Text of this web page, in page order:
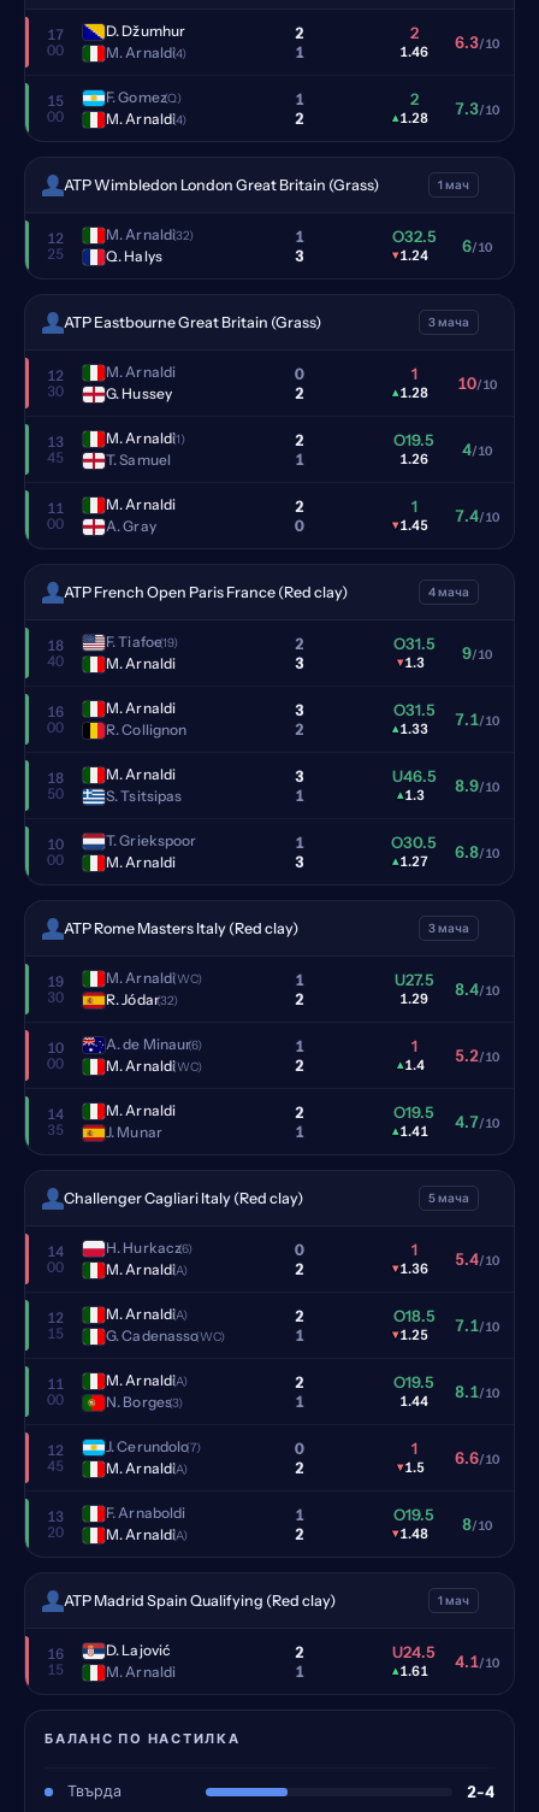
17
00
D. Džumhur
M. Arnaldi(4)
2
1
2
1.46 6.3/10
15
00
F. Gomez(Q)
M. Arnaldi(4)
1
2
2
▴1.28 7.3/10
ATP Wimbledon London Great Britain (Grass) 1 мач
12
25
M. Arnaldi(32)
Q. Halys
1
3
O32.5
▾1.24 6/10
ATP Eastbourne Great Britain (Grass) 3 мача
12
30
M. Arnaldi
G. Hussey
0
2
1
▴1.28 10/10
13
45
M. Arnaldi(1)
T. Samuel
2
1
O19.5
1.26 4/10
11
00
M. Arnaldi
A. Gray
2
0
1
▾1.45 7.4/10
ATP French Open Paris France (Red clay) 4 мача
18
40
F. Tiafoe(19)
M. Arnaldi
2
3
O31.5
▾1.3 9/10
16
00
M. Arnaldi
R. Collignon
3
2
O31.5
▴1.33 7.1/10
18
50
M. Arnaldi
S. Tsitsipas
3
1
U46.5
▴1.3 8.9/10
10
00
T. Griekspoor
M. Arnaldi
1
3
O30.5
▴1.27 6.8/10
ATP Rome Masters Italy (Red clay) 3 мача
19
30
M. Arnaldi(WC)
R. Jódar(32)
1
2
U27.5
1.29 8.4/10
10
00
A. de Minaur(6)
M. Arnaldi(WC)
1
2
1
▴1.4 5.2/10
14
35
M. Arnaldi
J. Munar
2
1
O19.5
▴1.41 4.7/10
Challenger Cagliari Italy (Red clay) 5 мача
14
00
H. Hurkacz(6)
M. Arnaldi(A)
0
2
1
▾1.36 5.4/10
12
15
M. Arnaldi(A)
G. Cadenasso(WC)
2
1
O18.5
▾1.25 7.1/10
11
00
M. Arnaldi(A)
N. Borges(3)
2
1
O19.5
1.44 8.1/10
12
45
J. Cerundolo(7)
M. Arnaldi(A)
0
2
1
▾1.5 6.6/10
13
20
F. Arnaboldi
M. Arnaldi(A)
1
2
O19.5
▾1.48 8/10
ATP Madrid Spain Qualifying (Red clay) 1 мач
16
15
D. Lajović
M. Arnaldi
2
1
U24.5
▴1.61 4.1/10
БАЛАНС ПО НАСТИЛКА
Твърда 2-4